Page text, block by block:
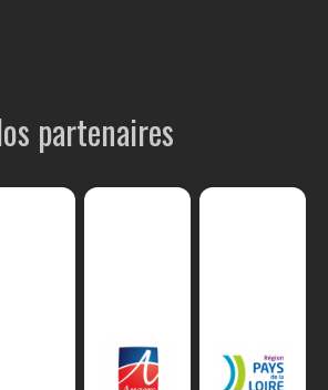
partenaires